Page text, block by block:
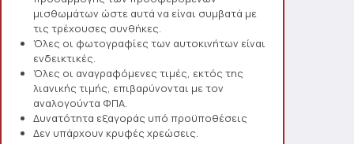
μισθωμάτων ώστε αυτά να είναι συμβατά με
τις τρέχουσες συνθήκες.
Όλες οι φωτογραφίες των αυτοκινήτων είναι
ενδεικτικές.
Όλες οι αναγραφόμενες τιμές, εκτός της
λιανικής τιμής, επιβαρύνονται με τον
αναλογούντα ΦΠΑ.
Δυνατότητα εξαγοράς υπό προϋποθέσεις
Δεν υπάρχουν κρυφές χρεώσεις.